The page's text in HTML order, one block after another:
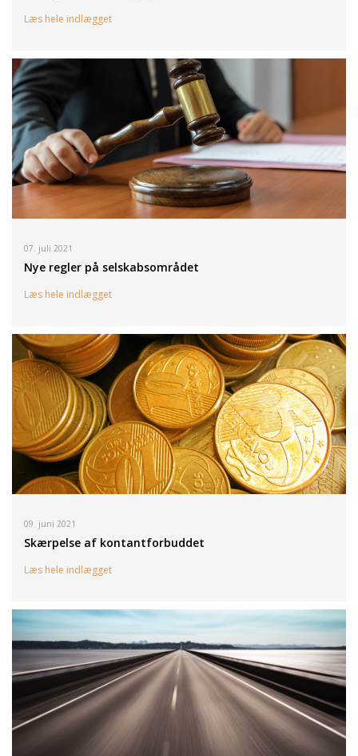
Læs hele indlægget
07. juli 2021
Nye regler på selskabsområdet
Læs hele indlægget
09. juni 2021
Skærpelse af kontantforbuddet
Læs hele indlægget